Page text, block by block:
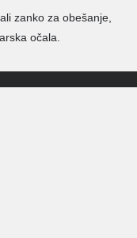
zanko za obešanje,
očala.